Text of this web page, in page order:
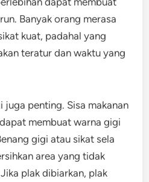
Banyak orang merasa
kuat, padahal yang
teratur dan waktu yang
juga penting. Sisa makanan
membuat warna gigi
gigi atau sikat sela
area yang tidak
plak dibiarkan, plak